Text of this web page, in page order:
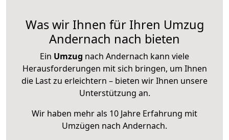
Was wir Ihnen für Ihren Umzug
Andernach nach bieten
Ein Umzug nach Andernach kann viele
Herausforderungen mit sich bringen, um Ihnen
die Last zu erleichtern – bieten wir Ihnen unsere
Unterstützung an.
Wir haben mehr als 10 Jahre Erfahrung mit
Umzügen nach Andernach.